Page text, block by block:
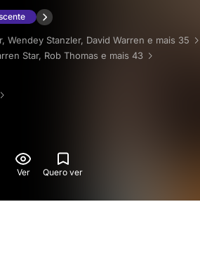
, Wendey Stanzler, David Warren e mais 35
Star, Rob Thomas e mais 43
Ver Quero ver